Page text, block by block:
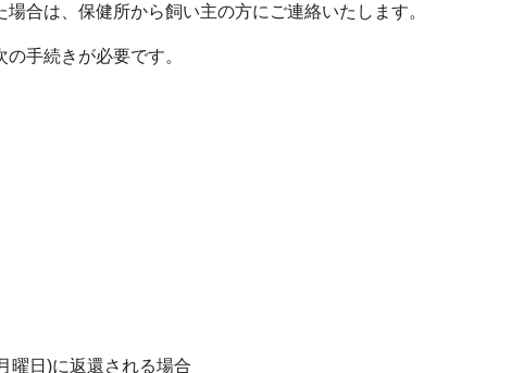
合は、保健所から飼い主の方にご連絡いたします。
手続きが必要です。
日)に返還される場合